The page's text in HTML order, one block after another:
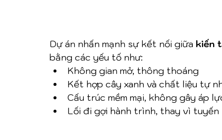
Dự án nhấn mạnh sự kết nối giữa kiến
bằng các yếu tố như:
Không gian mở, thông thoáng
Kết hợp cây xanh và chất liệu tự
Cấu trúc mềm mại, không gây áp
Lối đi gợi hành trình, thay vì